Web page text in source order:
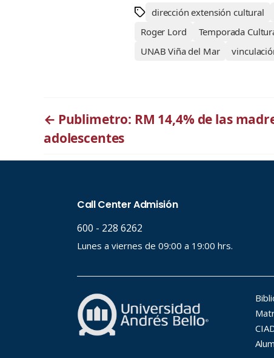
dirección extensión cultural
Roger Lord
Temporada
UNAB Viña del Mar
← Publimetro: RM 14,4% de las
adolescentes